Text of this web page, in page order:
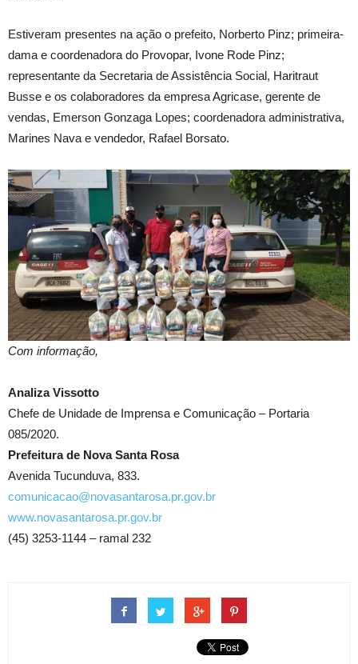
Estiveram presentes na ação o prefeito, Norberto Pinz; primeira-
dama e coordenadora do Provopar, Ivone Rode Pinz;
representante da Secretaria de Assistência Social, Haritraut
Busse e os colaboradores da empresa Agricase, gerente de
vendas, Emerson Gonzaga Lopes; coordenadora administrativa,
Marines Nava e vendedor, Rafael Borsato.
Com informação,
Analiza Vissotto
Chefe de Unidade de Imprensa e Comunicação – Portaria
085/2020.
Prefeitura de Nova Santa Rosa
Avenida Tucunduva, 833.
comunicacao@novasantarosa.pr.gov.br
www.novasantarosa.pr.gov.br
(45) 3253-1144 – ramal 232